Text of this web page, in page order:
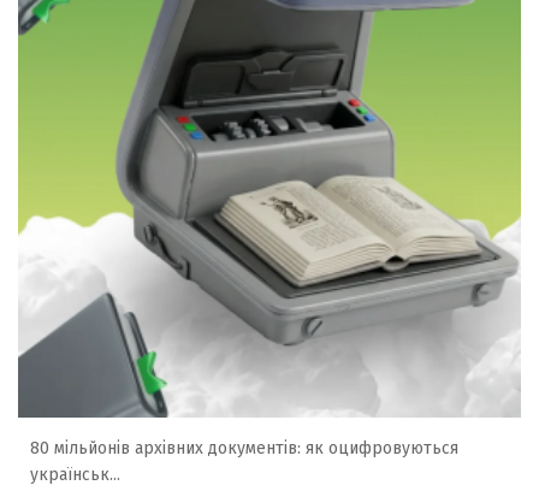
80 мільйонів архівних документів: як оцифровуються
українськ...